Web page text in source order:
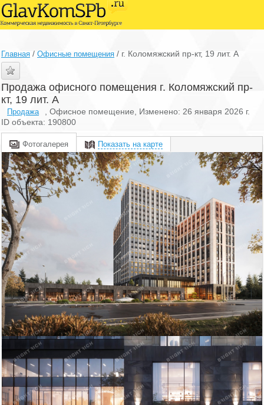
Главная / Офисные помещения / г. Коломяжский пр-кт, 19 лит. А
Продажа офисного помещения г. Коломяжский пр-
кт, 19 лит. А
Продажа
, Офисное помещение, Изменено: 26 января 2026 г.
ID объекта: 190800
Фотогалерея Показать на карте
Приморский район
ст.м. Пионерская
Площадь
477.94 м
186 994
тыс. руб
кв.м. $|